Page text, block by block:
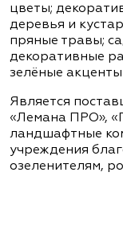
цветы;
деревья и
пряные травы;
декоративные
зелёные
Является
«Лемана ПРО»,
ландшафтные
учреждения
озеленителям,